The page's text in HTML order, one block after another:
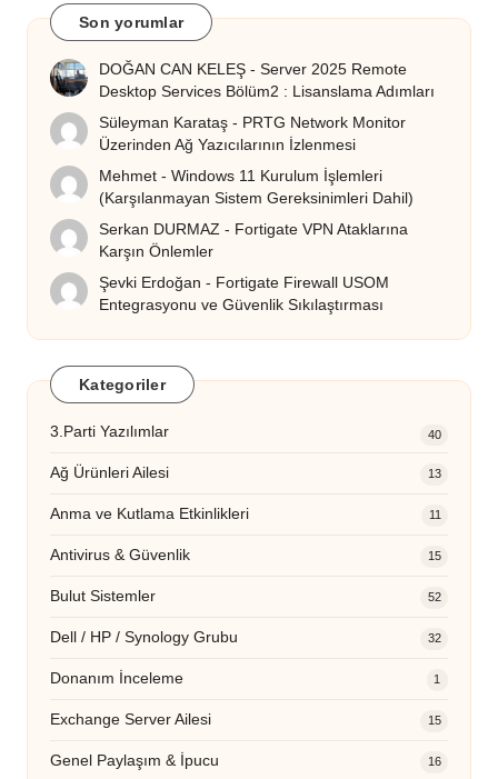
Son yorumlar
DOĞAN CAN KELEŞ -Server 2025 Remote
Desktop Services Bölüm2 : Lisanslama Adımları
Süleyman Karataş - PRTG Network Monitor
Üzerinden Ağ Yazıcılarının İzlenmesi
Mehmet -Windows 11 Kurulum İşlemleri
(Karşılanmayan Sistem Gereksinimleri Dahil)
Serkan DURMAZ - Fortigate VPN Ataklarına
Karşın Önlemler
Şevki Erdoğan - Fortigate Firewall USOM
Entegrasyonu ve Güvenlik Sıkılaştırması
Kategoriler
3.Parti Yazılımlar 40
Ağ Ürünleri Ailesi 13
Anma ve Kutlama Etkinlikleri 11
Antivirus & Güvenlik 15
Bulut Sistemler 52
Dell / HP / Synology Grubu 32
Donanım İnceleme 1
Exchange Server Ailesi 15
Genel Paylaşım & İpucu 16